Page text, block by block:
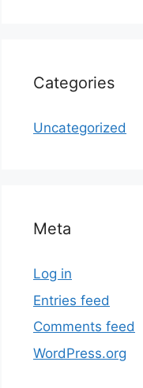
Categories
Uncategorized
Meta
Log in
Entries feed
Comments feed
WordPress.org